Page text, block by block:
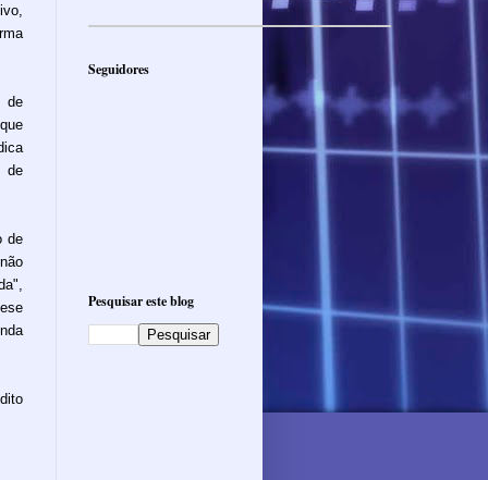
de
de
de
Seguidores
Pesquisar este blog